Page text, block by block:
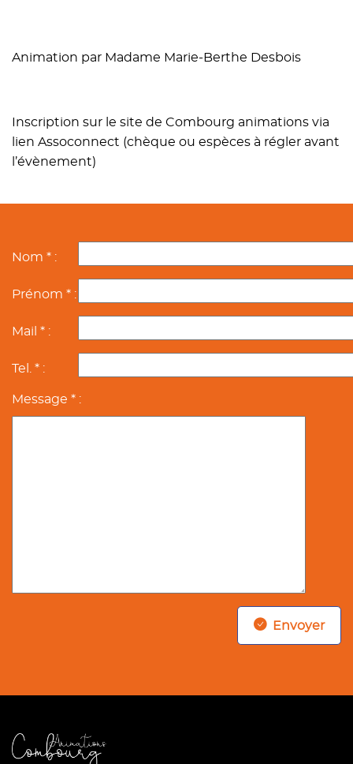
Animation par Madame Marie-Berthe Desbois
Inscription sur le site de Combourg animations via
lien Assoconnect (chèque ou espèces à régler avant
l’évènement)
Nom * :
Prénom * :
Mail * :
Tel. * :
Message * :
Envoyer